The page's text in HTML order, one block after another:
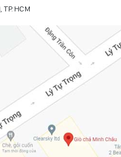
TP. HCM